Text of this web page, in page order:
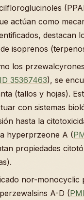
actúan como
destacan
isoprenos
los
35367463), se
(tallos y hojas).
con sistemas
hasta la
hyperprzeone A (
propiedades
nor-
A-D (